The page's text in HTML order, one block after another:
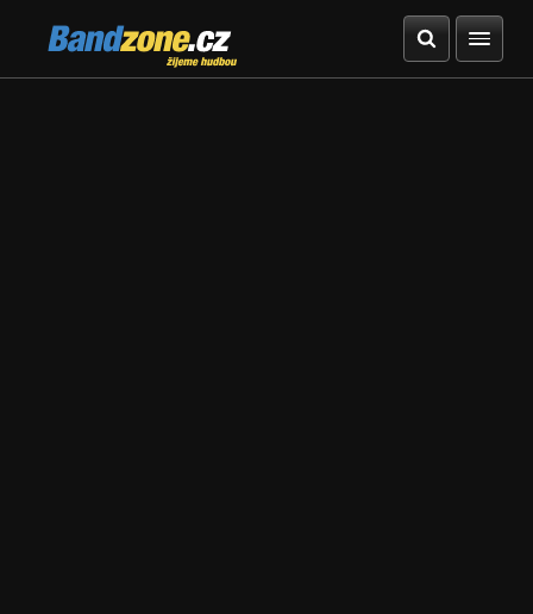
Bandzone.cz
žijeme hudbou